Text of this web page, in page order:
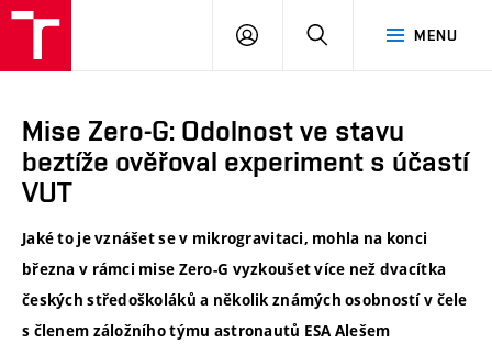
MENU
PŘIHLÁSIT
Mise Zero-G: Odolnost ve stavu
beztíže ověřoval experiment s účastí
VUT
Jaké to je vznášet se v mikrogravitaci, mohla na konci
března v rámci mise Zero-G vyzkoušet více než dvacítka
českých středoškoláků a několik známých osobností v čele
s členem záložního týmu astronautů ESA Alešem